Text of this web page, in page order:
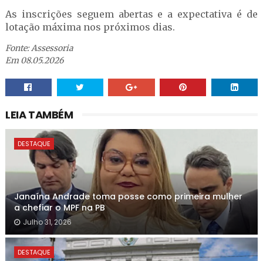
As inscrições seguem abertas e a expectativa é de
lotação máxima nos próximos dias.
Fonte: Assessoria
Em 08.05.2026
LEIA TAMBÉM
DESTAQUE
Janaína Andrade toma posse como primeira mulher
a chefiar o MPF na PB
Julho 31, 2026
DESTAQUE